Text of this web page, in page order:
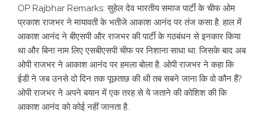
OP Rajbhar Remarks: सुहेल देव भारतीय समाज पार्टी के चीफ ओम
प्रकाश राजभर ने मायावती के भतीजे आकाश आनंद पर तंज कसा है. हाल में
आकाश आनंद ने बीएसपी और राजभर की पार्टी के गठबंधन से इनकार किया
था और बिना नाम लिए एसबीएसपी चीफ पर निशाना साधा था. जिसके बाद अब
ओपी राजभर ने आकाश आनंद पर हमला बोला है. ओपी राजभर ने कहा कि
ईडी ने जब उनसे दो दिन तक पूछताछ की थी तब सबने जाना कि वो कौन हैं?
ओपी राजभर ने अपने बयान में एक तरह से ये जताने की कोशिश की कि
आकाश आनंद को कोई नहीं जानता है.